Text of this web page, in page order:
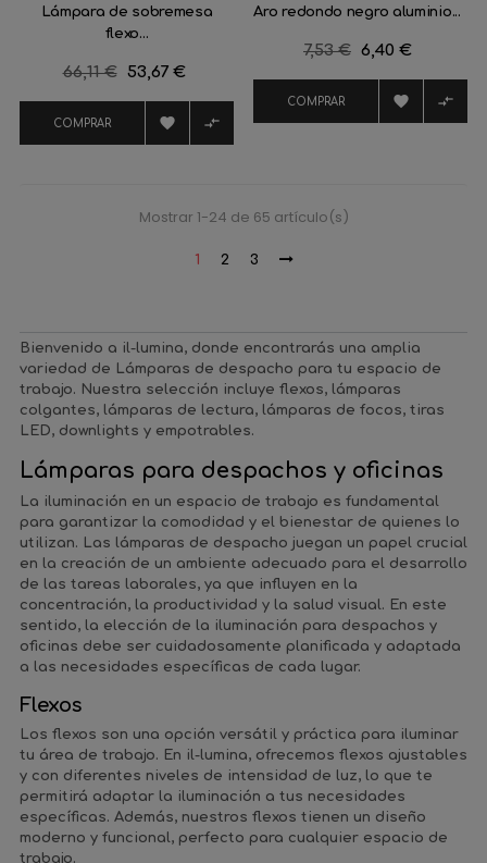
Lámpara de sobremesa
flexo...
Precio
66,11 € Precio
53,67 €
COMPRAR  
Aro redondo negro aluminio...
Precio
7,53 € Precio
6,40 €
COMPRAR  
Mostrar 1-24 de 65 artículo(s)
1 2 3
Bienvenido a il-lumina, donde encontrarás una amplia
variedad de Lámparas de despacho para tu espacio de
trabajo. Nuestra selección incluye flexos, lámparas
colgantes, lámparas de lectura, lámparas de focos, tiras
LED, downlights y empotrables.
Lámparas para despachos y oficinas
La iluminación en un espacio de trabajo es fundamental
para garantizar la comodidad y el bienestar de quienes lo
utilizan. Las lámparas de despacho juegan un papel crucial
en la creación de un ambiente adecuado para el desarrollo
de las tareas laborales, ya que influyen en la
concentración, la productividad y la salud visual. En este
sentido, la elección de la iluminación para despachos y
oficinas debe ser cuidadosamente planificada y adaptada
a las necesidades específicas de cada lugar.
Flexos
Los flexos son una opción versátil y práctica para iluminar
tu área de trabajo. En il-lumina, ofrecemos flexos ajustables
y con diferentes niveles de intensidad de luz, lo que te
permitirá adaptar la iluminación a tus necesidades
específicas. Además, nuestros flexos tienen un diseño
moderno y funcional, perfecto para cualquier espacio de
trabajo.